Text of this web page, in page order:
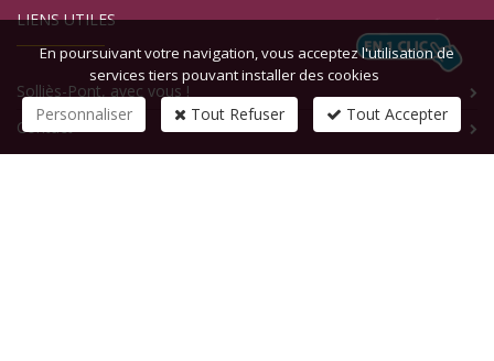
LIENS UTILES
Solliès-Pont, avec vous !
Contact
En poursuivant votre navigation, vous acceptez l'utilisation de
services tiers pouvant installer des cookies
Personnaliser Tout Refuser Tout Accepter